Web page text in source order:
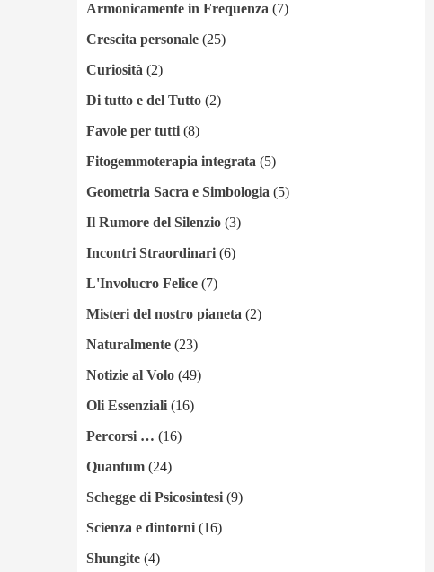
Armonicamente in Frequenza(7)
Crescita personale(25)
Curiosità(2)
Di tutto e del Tutto(2)
Favole per tutti(8)
Fitogemmoterapia integrata(5)
Geometria Sacra e Simbologia(5)
Il Rumore del Silenzio(3)
Incontri Straordinari(6)
L'Involucro Felice(7)
Misteri del nostro pianeta(2)
Naturalmente(23)
Notizie al Volo(49)
Oli Essenziali(16)
Percorsi … (16)
Quantum(24)
Schegge di Psicosintesi(9)
Scienza e dintorni(16)
Shungite(4)